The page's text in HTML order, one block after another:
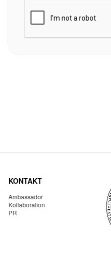
KONTAKT
Ambassador
Kollaboration
PR